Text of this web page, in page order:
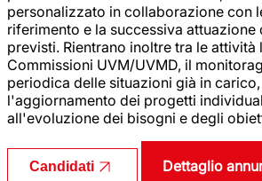
personalizzato in collaborazione con
riferimento e la successiva attuazione
previsti. Rientrano inoltre tra le
Commissioni UVM/UVMD, il
periodica delle situazioni già in
l'aggiornamento dei progetti
all'evoluzione dei bisogni e degli
Candidati Dettaglio